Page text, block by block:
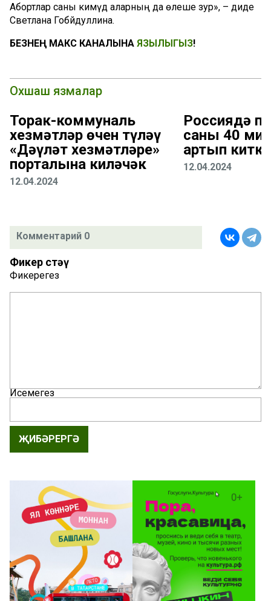
Абортлар саны кимүдә аларның да өлеше зур», – диде
Светлана Гобәйдуллина.
БЕЗНЕҢ МАКС КАНАЛЫНА ЯЗЫЛЫГЫЗ!
Охшаш язмалар
Торак-коммуналь
хезмәтләр өчен түләү
«Дәүләт хезмәтләре»
порталына киләчәк
12.04.2024
Россиядә
саны 40
артып
12.04.2024
Комментарий 0
Фикер өстәү
Фикерегез
Исемегез
ҖИБӘРЕРГӘ